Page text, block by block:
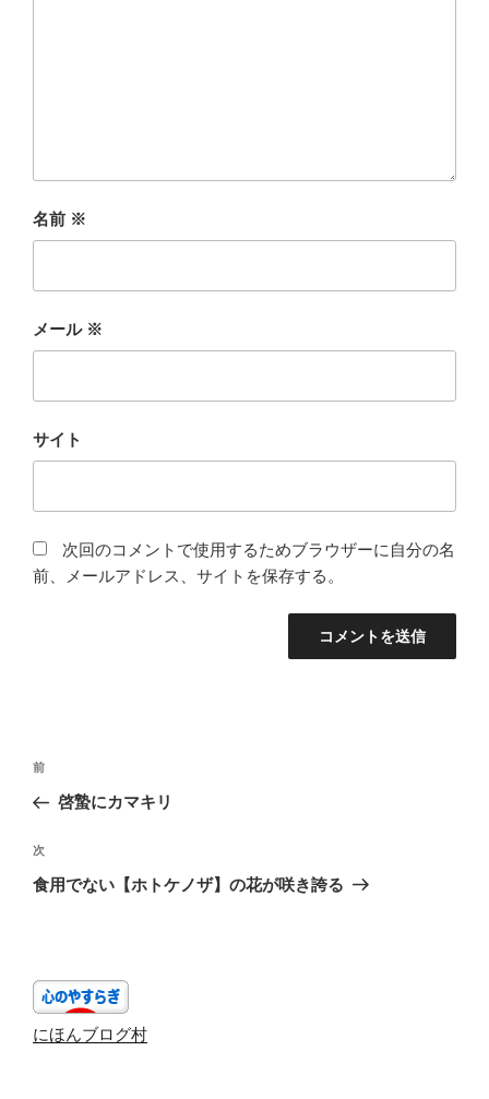
名前 ※
メール ※
サイト
次回のコメントで使用するためブラウザーに自分の名
前、メールアドレス、サイトを保存する。
投
ナ
ビ
ゲ
ン
前
の
稿
前
啓蟄にカマキリ
次
の
次
食用でない【ホトケノザ】の花が咲き誇る
にほんブログ村